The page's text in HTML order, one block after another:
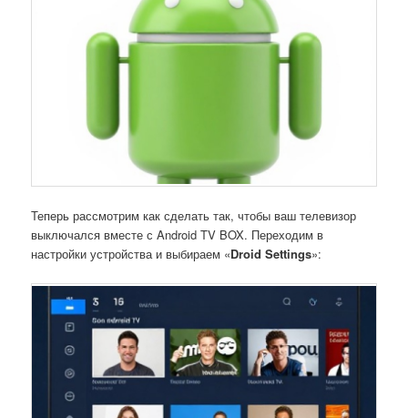
Теперь рассмотрим как сделать так, чтобы ваш телевизор
выключался вместе с Android TV BOX. Переходим в
настройки устройства и выбираем «Droid Settings»: